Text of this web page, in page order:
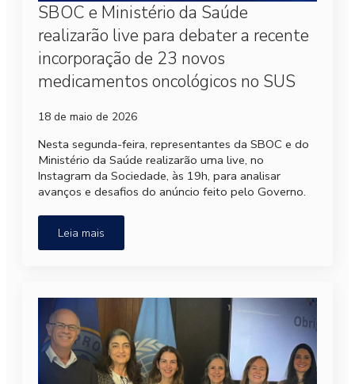
SBOC e Ministério da Saúde
realizarão live para debater a recente
incorporação de 23 novos
medicamentos oncológicos no SUS
18 de maio de 2026
Nesta segunda-feira, representantes da SBOC e do
Ministério da Saúde realizarão uma live, no
Instagram da Sociedade, às 19h, para analisar
avanços e desafios do anúncio feito pelo Governo.
Leia mais